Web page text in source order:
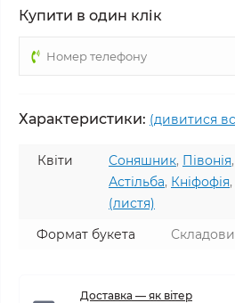
Купити в один клік
Характеристики: (дивитися
Квіти Соняшник, Півонія,
Астільба, Кніфофія,
(листя)
Формат букета
Доставка — як вітер